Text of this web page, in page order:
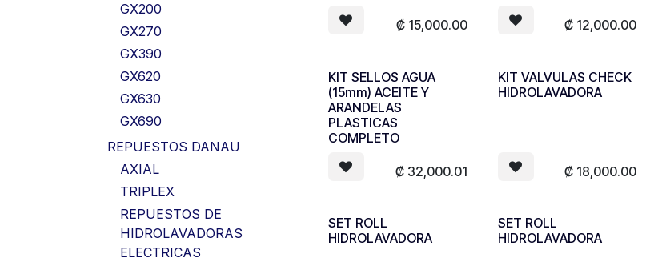
GX200
GX270
GX390
GX620
GX630
GX690
REPUESTOS DANAU
AXIAL
TRIPLEX
REPUESTOS DE
HIDROLAVADORAS
ELECTRICAS
₡ 15,000.00 ₡ 12,000.00
KIT SELLOS AGUA
(15mm) ACEITE Y
ARANDELAS
PLASTICAS
COMPLETO
₡ 32,000.01
KIT VALVULAS CHECK
HIDROLAVADORA
₡ 18,000.00
SET ROLL
HIDROLAVADORA
SET ROLL
HIDROLAVADORA